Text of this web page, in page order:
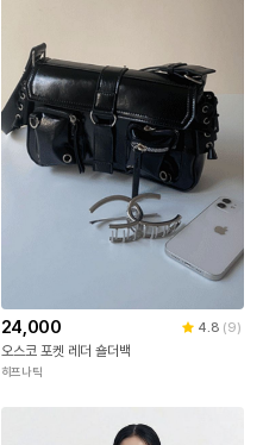
24,000 4.8 (9)
오스코 포켓 레더 숄더백
히프나틱